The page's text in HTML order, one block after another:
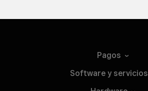
Pagos
Software y servicios